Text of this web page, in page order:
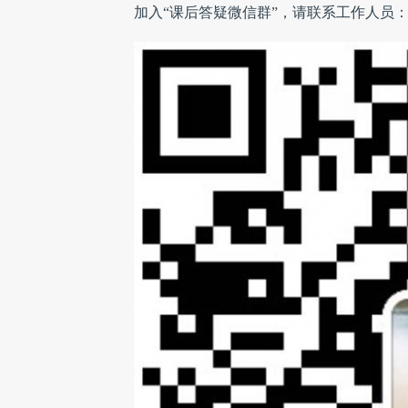
加入“课后答疑微信群”，请联系工作人员：